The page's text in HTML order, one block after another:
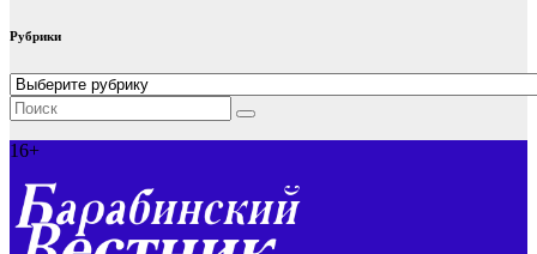
Рубрики
Рубрики
16+